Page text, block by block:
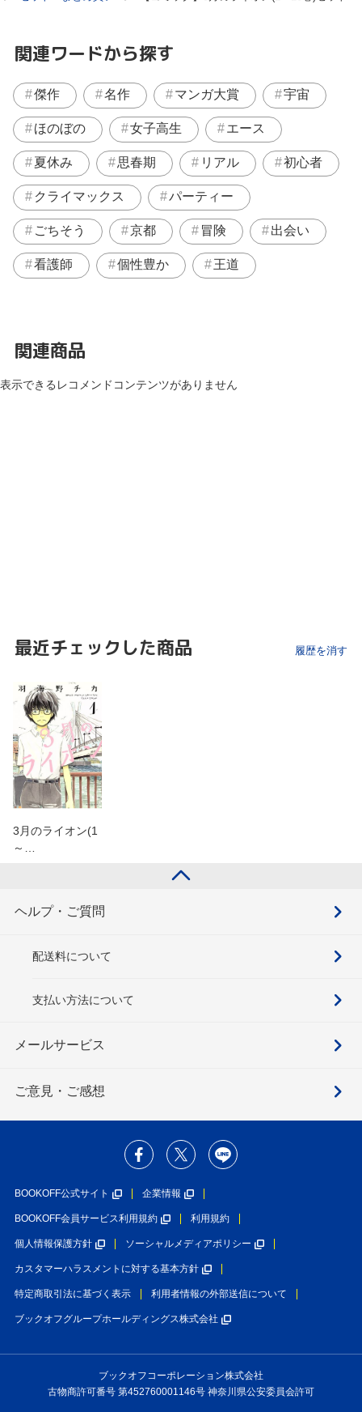
関連ワードから探す
傑作 名作 マンガ大賞 宇宙
ほのぼの 女子高生 エース
夏休み 思春期 リアル 初心者
クライマックス パーティー
ごちそう 京都 冒険 出会い
看護師 個性豊か 王道
関連商品
表示できるレコメンドコンテンツがありません
最近チェックした商品 履歴を消す
3月のライオン(1
～…
ヘルプ・ご質問
配送料について
支払い方法について
メールサービス
ご意見・ご感想
BOOKOFF公式サイト 企業情報
BOOKOFF会員サービス利用規約 利用規約
個人情報保護方針 ソーシャルメディアポリシー
カスタマーハラスメントに対する基本方針
特定商取引法に基づく表示 利用者情報の外部送信について
ブックオフグループホールディングス株式会社
ブックオフコーポレーション株式会社
古物商許可番号 第452760001146号 神奈川県公安委員会許可